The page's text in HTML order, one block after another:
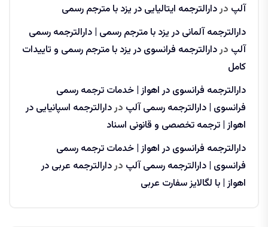
آلپ دردارالترجمه ایتالیایی در یزد با مترجم رسمی
دارالترجمه آلمانی در یزد با مترجم رسمی | دارالترجمه رسمی
آلپ دردارالترجمه فرانسوی در یزد با مترجم رسمی و تاییدات
کامل
دارالترجمه فرانسوی در اهواز | خدمات ترجمه رسمی
فرانسوی | دارالترجمه رسمی آلپ دردارالترجمه اسپانیایی در
اهواز | ترجمه تخصصی و قانونی اسناد
دارالترجمه فرانسوی در اهواز | خدمات ترجمه رسمی
فرانسوی | دارالترجمه رسمی آلپ دردارالترجمه عربی در
اهواز | با لگالایز سفارت عربی